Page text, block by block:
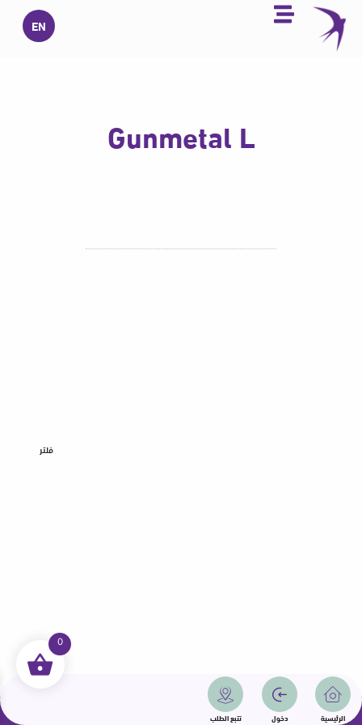
تخطي
المحتوى
EN
الرئيسية دخول تتبع الطلب
Gunmetal L
فلتر
جميع الحقوق محفوظة | سمامة 2025 | دولة قطر
0